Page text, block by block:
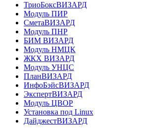
ТриоБоксВИЗАРД
Модуль ПИР
СметаВИЗАРД
Модуль ПНР
БИМ ВИЗАРД
Модуль НМЦК
ЖКХ ВИЗАРД
Модуль УНЦС
ПланВИЗАРД
ИнфоБэйсВИЗАРД
ЭкспертВИЗАРД
Модуль ЦВОР
Установка под Linux
ДайджестВИЗАРД